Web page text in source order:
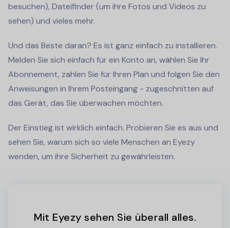
besuchen), Dateifinder (um ihre Fotos und Videos zu
sehen) und vieles mehr.
Und das Beste daran? Es ist ganz einfach zu installieren.
Melden Sie sich einfach für ein Konto an, wählen Sie Ihr
Abonnement, zahlen Sie für Ihren Plan und folgen Sie den
Anweisungen in Ihrem Posteingang - zugeschnitten auf
das Gerät, das Sie überwachen möchten.
Der Einstieg ist wirklich einfach. Probieren Sie es aus und
sehen Sie, warum sich so viele Menschen an Eyezy
wenden, um ihre Sicherheit zu gewährleisten.
Mit Eyezy sehen Sie überall alles.